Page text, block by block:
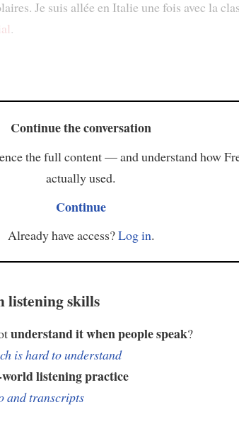
Je suis allée en Italie une fois avec la
.
Continue the conversation
the full content — and understand how
actually used.
Continue
Already have access?Log in.
listening skills
understand it when people speak?
is hard to understand
listening practice
and transcripts